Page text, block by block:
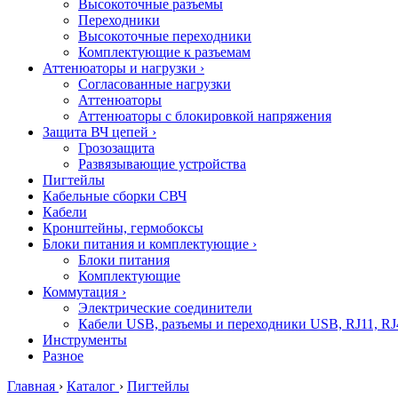
Высокоточные разъемы
Переходники
Высокоточные переходники
Комплектующие к разъемам
Аттенюаторы и нагрузки ›
Согласованные нагрузки
Аттенюаторы
Аттенюаторы с блокировкой напряжения
Защита ВЧ цепей ›
Грозозащита
Развязывающие устройства
Пигтейлы
Кабельные сборки СВЧ
Кабели
Кронштейны, гермобоксы
Блоки питания и комплектующие ›
Блоки питания
Комплектующие
Коммутация ›
Электрические соединители
Кабели USB, разъемы и переходники USB, RJ11,
Инструменты
Разное
Главная › Каталог › Пигтейлы